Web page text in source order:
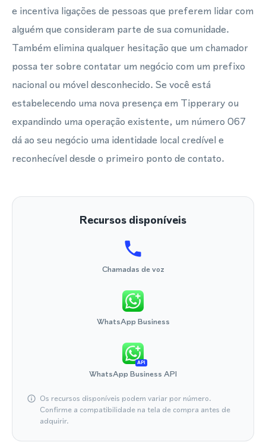
e incentiva ligações de pessoas que preferem lidar com
alguém que consideram parte de sua comunidade.
Também elimina qualquer hesitação que um chamador
possa ter sobre contatar um negócio com um prefixo
nacional ou móvel desconhecido. Se você está
estabelecendo uma nova presença em Tipperary ou
expandindo uma operação existente, um número 067
dá ao seu negócio uma identidade local credível e
reconhecível desde o primeiro ponto de contato.
Recursos disponíveis
Chamadas de voz
WhatsApp Business
API
WhatsApp Business API
Os recursos disponíveis podem variar por número.
Confirme a compatibilidade na tela de compra antes de
adquirir.